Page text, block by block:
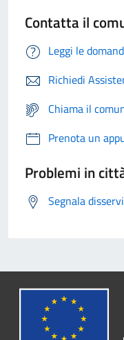
Contatta il
Leggi le
Richiedi
Chiama il
Prenota un
Problemi in
Segnala